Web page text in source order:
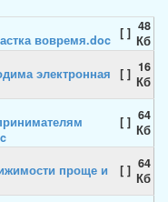
вовремя.doc [ ] 48
Кб
электронная
[ ] 16
Кб
[ ] 64
Кб
проще и
[ ] 64
Кб